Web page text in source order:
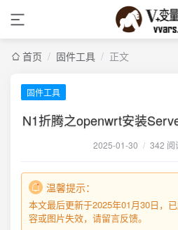
首页 / 固件工具 / 正文
固件工具
N1折腾之openwrt安装
2025-01-30 / 342 阅
温馨提示：
本文最后更新于2025年01月30日，
容或图片失效，请留言反馈。